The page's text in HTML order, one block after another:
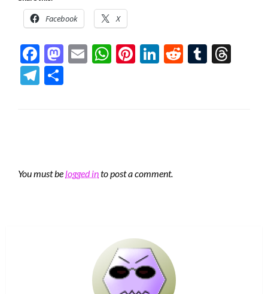
Facebook X
Facebook
Mastodon
EmailWhatsApp
Pinterest
LinkedIn
RedditTumblr
Telegram
You must be logged into post a comment.